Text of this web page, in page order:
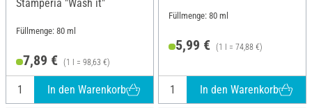
Stamperia "Wash it"
Füllmenge: 80 ml
7,89 € (1 l = 98,63 €)
In den Warenkorb
Füllmenge: 80 ml
5,99 € (1 l = 74,88 €)
In den Warenkorb